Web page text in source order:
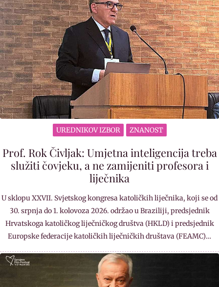
UREDNIKOV IZBOR ZNANOST
Prof. Rok Čivljak: Umjetna inteligencija treba
služiti čovjeku, a ne zamijeniti profesora i
liječnika
U sklopu XXVII. Svjetskog kongresa katoličkih liječnika, koji se od
30. srpnja do 1. kolovoza 2026. održao u Braziliji, predsjednik
Hrvatskoga katoličkog liječničkog društva (HKLD) i predsjednik
Europske federacije katoličkih liječničkih društava (FEAMC)…